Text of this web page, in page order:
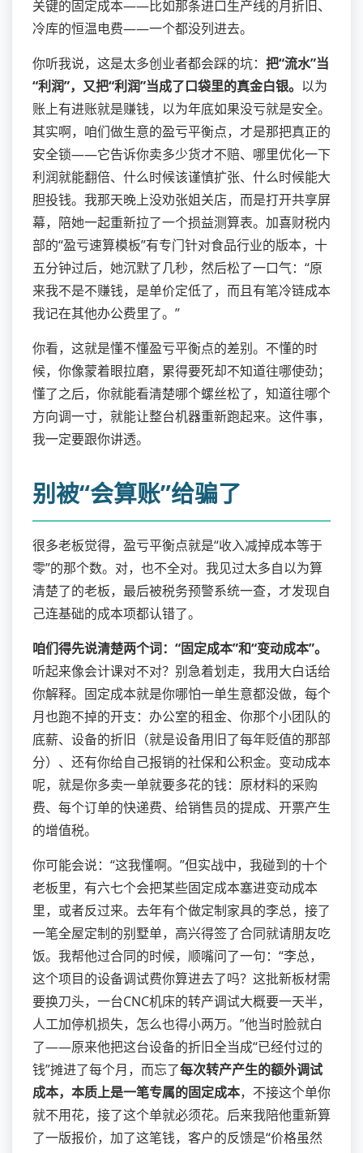
关键的固定成本——比如那条进口生产线的月折旧、
冷库的恒温电费——一个都没列进去。
你听我说，这是太多创业者都会踩的坑： 把“流水”当
“利润”，又把“利润”当成了口袋里的真金白银。 以为
账上有进账就是赚钱，以为年底如果没亏就是安全。
其实啊，咱们做生意的盈亏平衡点，才是那把真正的
安全锁——它告诉你卖多少货才不赔、哪里优化一下
利润就能翻倍、什么时候该谨慎扩张、什么时候能大
胆投钱。我那天晚上没劝张姐关店，而是打开共享屏
幕，陪她一起重新拉了一个损益测算表。加喜财税内
部的“盈亏速算模板”有专门针对食品行业的版本，十
五分钟过后，她沉默了几秒，然后松了一口气：“原
来我不是不赚钱，是单价定低了，而且有笔冷链成本
我记在其他办公费里了。”
你看，这就是懂不懂盈亏平衡点的差别。不懂的时
候，你像蒙着眼拉磨，累得要死却不知道往哪使劲；
懂了之后，你就能看清楚哪个螺丝松了，知道往哪个
方向调一寸，就能让整台机器重新跑起来。这件事，
我一定要跟你讲透。
别被“会算账”给骗了
很多老板觉得，盈亏平衡点就是“收入减掉成本等于
零”的那个数。对，也不全对。我见过太多自以为算
清楚了的老板，最后被税务预警系统一查，才发现自
己连基础的成本项都认错了。
咱们得先说清楚两个词：“固定成本”和“变动成本”。
听起来像会计课对不对？别急着划走，我用大白话给
你解释。固定成本就是你哪怕一单生意都没做，每个
月也跑不掉的开支：办公室的租金、你那个小团队的
底薪、设备的折旧（就是设备用旧了每年贬值的那部
分）、还有你给自己报销的社保和公积金。变动成本
呢，就是你多卖一单就要多花的钱：原材料的采购
费、每个订单的快递费、给销售员的提成、开票产生
的增值税。
你可能会说：“这我懂啊。”但实战中，我碰到的十个
老板里，有六七个会把某些固定成本塞进变动成本
里，或者反过来。去年有个做定制家具的李总，接了
一笔全屋定制的别墅单，高兴得签了合同就请朋友吃
饭。我帮他过合同的时候，顺嘴问了一句：“李总，
这个项目的设备调试费你算进去了吗？这批新板材需
要换刀头，一台CNC机床的转产调试大概要一天半，
人工加停机损失，怎么也得小两万。”他当时脸就白
了——原来他把这台设备的折旧全当成“已经付过的
钱”摊进了每个月，而忘了每次转产产生的额外调试
成本，本质上是一笔专属的固定成本，不接这个单你
就不用花，接了这个单就必须花。后来我陪他重新算
了一版报价，加了这笔钱，客户的反馈是“价格虽然